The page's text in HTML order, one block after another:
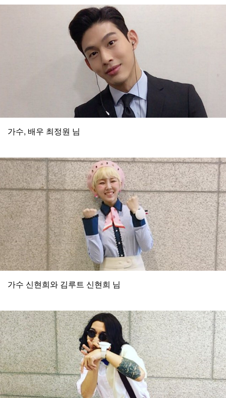
가수, 배우 최정원 님
가수 신현희와 김루트 신현희 님